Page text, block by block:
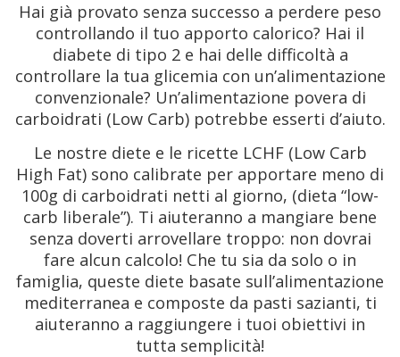
Hai già provato senza successo a perdere peso
controllando il tuo apporto calorico? Hai il
diabete di tipo 2 e hai delle difficoltà a
controllare la tua glicemia con un’alimentazione
convenzionale? Un’alimentazione povera di
carboidrati (Low Carb) potrebbe esserti d’aiuto.
Le nostre diete e le ricette LCHF (Low Carb
High Fat) sono calibrate per apportare meno di
100g di carboidrati netti al giorno, (dieta “low-
carb liberale”). Ti aiuteranno a mangiare bene
senza doverti arrovellare troppo: non dovrai
fare alcun calcolo! Che tu sia da solo o in
famiglia, queste diete basate sull’alimentazione
mediterranea e composte da pasti sazianti, ti
aiuteranno a raggiungere i tuoi obiettivi in
tutta semplicità!